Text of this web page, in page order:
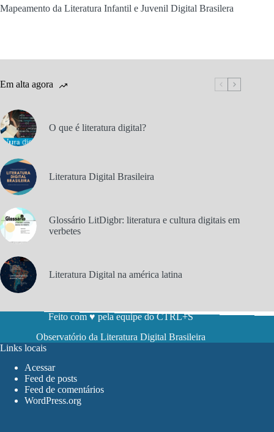
Mapeamento da Literatura Infantil e Juvenil Digital Brasilera
Em alta agora
O que é literatura digital?
Literatura Digital Brasileira
Glossário LitDigbr: literatura e cultura digitais em
verbetes
Literatura Digital na américa latina
Feito com ♥ pela equipe do CTRL+S
Observatório da Literatura Digital Brasileira
Links locais
Acessar
Feed de posts
Feed de comentários
WordPress.org